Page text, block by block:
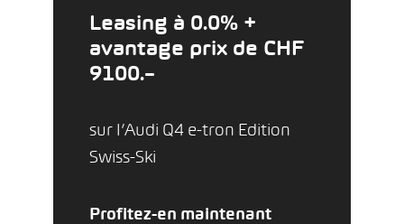
Leasing à 0.0% +
avantage prix de CHF
9100.–
sur l’Audi Q4 e-tron Edition
Swiss-Ski
Profitez-en maintenant